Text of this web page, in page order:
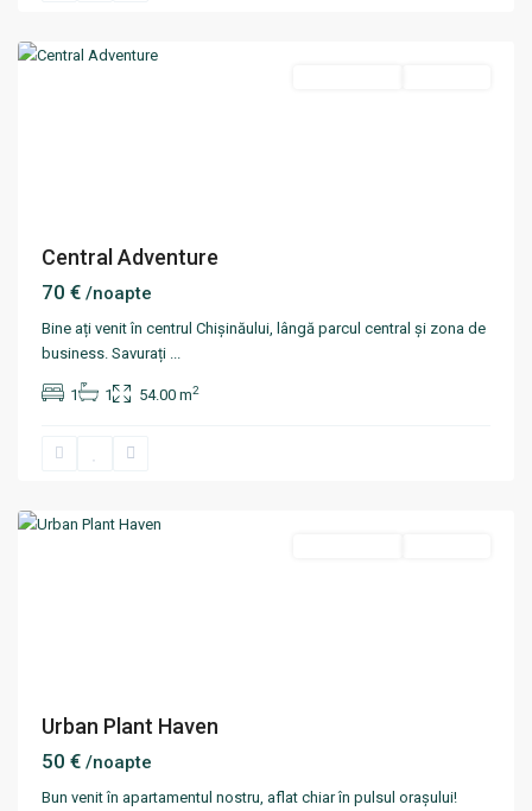
Central Adventure
70 € /noapte
Bine ați venit în centrul Chișinăului, lângă parcul central și zona de
business. Savurați ...
1 1 54.00 m2
Centru
Urban Plant Haven
50 € /noapte
Bun venit în apartamentul nostru, aflat chiar în pulsul orașului!